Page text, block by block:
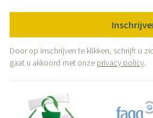
Door op inschrijven te klikken, schrijft u
gaat u akkoord met onze privacy policy.